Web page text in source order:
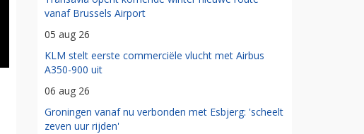
vanaf Brussels Airport
05 aug 26
KLM stelt eerste commerciële vlucht met Airbus
A350-900 uit
06 aug 26
Groningen vanaf nu verbonden met Esbjerg: 'scheelt
zeven uur rijden'